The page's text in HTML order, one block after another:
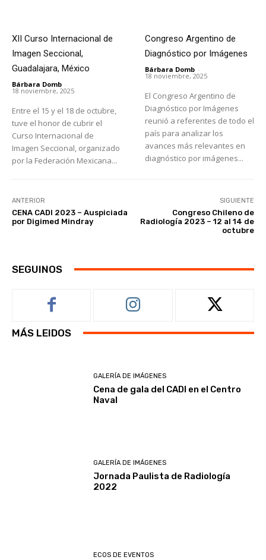
XII Curso Internacional de
Imagen Seccional,
Guadalajara, México
Bárbara Domb -
18 noviembre, 2025
Entre el 15 y el 18 de octubre,
tuve el honor de cubrir el
Curso Internacional de
Imagen Seccional, organizado
por la Federación Mexicana...
Congreso Argentino de
Diagnóstico por Imágenes
Bárbara Domb -
18 noviembre, 2025
El Congreso Argentino de
Diagnóstico por Imágenes
reunió a referentes de todo el
país para analizar los
avances más relevantes en
diagnóstico por imágenes...
ANTERIOR
CENA CADI 2023 – Auspiciada
por Digimed Mindray
SIGUIENTE
Congreso Chileno de
Radiología 2023 – 12 al 14 de
octubre
SEGUINOS
MÁS LEIDOS
GALERÍA DE IMÁGENES
Cena de gala del CADI en el Centro
Naval
GALERÍA DE IMÁGENES
Jornada Paulista de Radiología
2022
ECOS DE EVENTOS